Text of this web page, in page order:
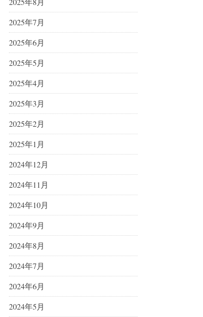
2025年7月
2025年6月
2025年5月
2025年4月
2025年3月
2025年2月
2025年1月
2024年12月
2024年11月
2024年10月
2024年9月
2024年8月
2024年7月
2024年6月
2024年5月